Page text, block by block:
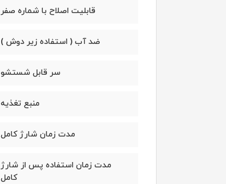
قابلیت اصلاح با شماره صفر
ضد آب ( استفاده زیر دوش )
سر قابل شستشو
منبع تغذیه
مدت زمان شارژ کامل
مدت زمان استفاده پس از شارژ
کامل